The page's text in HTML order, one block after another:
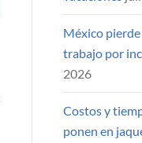
México
trabajo por
2026
Costos y
ponen en